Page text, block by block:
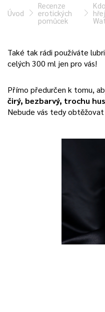
Úvod
Recenze
erotických
pomůcek
Také tak rádi používáte
celých 300 ml jen pro vás!
Přímo předurčen k tomu,
čirý, bezbarvý, trochu
Nebude vás tedy